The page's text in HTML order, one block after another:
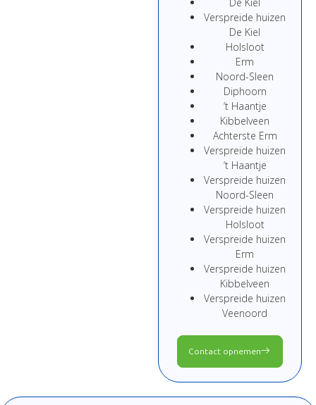
Verspreide huizen
De Kiel
Holsloot
Erm
Noord-Sleen
Diphoorn
’t Haantje
Kibbelveen
Achterste Erm
Verspreide huizen
’t Haantje
Verspreide huizen
Noord-Sleen
Verspreide huizen
Holsloot
Verspreide huizen
Erm
Verspreide huizen
Kibbelveen
Verspreide huizen
Veenoord
Contact opnemen